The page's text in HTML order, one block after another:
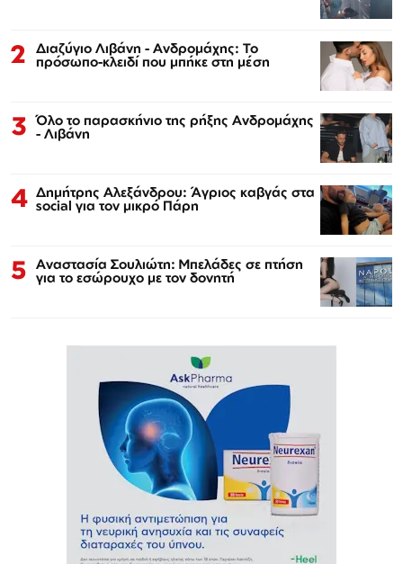
2 Διαζύγιο Λιβάνη - Ανδρομάχης: Το
πρόσωπο-κλειδί που μπήκε στη μέση
3 Όλο το παρασκήνιο της ρήξης Ανδρομάχης
- Λιβάνη
4 Δημήτρης Αλεξάνδρου: Άγριος καβγάς στα
social για τον μικρό Πάρη
5 Αναστασία Σουλιώτη: Μπελάδες σε πτήση
για το εσώρουχο με τον δονητή